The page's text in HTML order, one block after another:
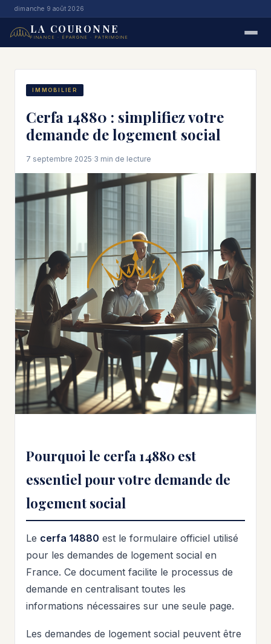
dimanche 9 août 2026
LA COURONNE
FINANCE · ÉPARGNE · PATRIMOINE
IMMOBILIER
Cerfa 14880 : simplifiez votre
demande de logement social
7 septembre 2025·3 min de lecture
Pourquoi le cerfa 14880 est
essentiel pour votre demande de
logement social
Le cerfa 14880 est le formulaire officiel utilisé
pour les demandes de logement social en
France. Ce document facilite le processus de
demande en centralisant toutes les
informations nécessaires sur une seule page.
Les demandes de logement social peuvent être